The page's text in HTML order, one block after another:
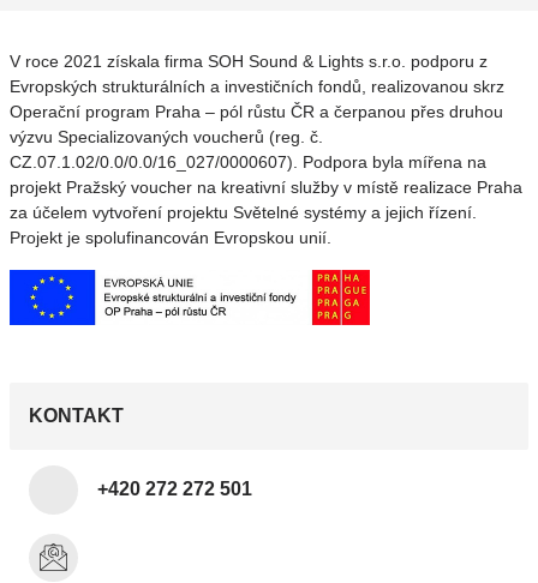
V roce 2021 získala firma SOH Sound & Lights s.r.o. podporu z
Evropských strukturálních a investičních fondů, realizovanou skrz
Operační program Praha – pól růstu ČR a čerpanou přes druhou
výzvu Specializovaných voucherů (reg. č.
CZ.07.1.02/0.0/0.0/16_027/0000607). Podpora byla mířena na
projekt Pražský voucher na kreativní služby v místě realizace Praha
za účelem vytvoření projektu Světelné systémy a jejich řízení.
Projekt je spolufinancován Evropskou unií.
KONTAKT
+420 272 272 501